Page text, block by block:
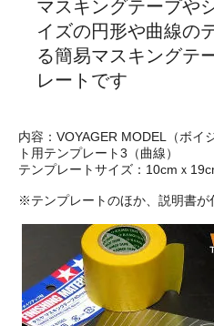
マスキングテープや
イズの円形や曲線の
る簡易マスキングテ
レートです
内容：VOYAGER MODEL（ボイ
ト用テンプレート3（曲線）
テンプレートサイズ：10cmｘ
※テンプレートのほか、説明書が